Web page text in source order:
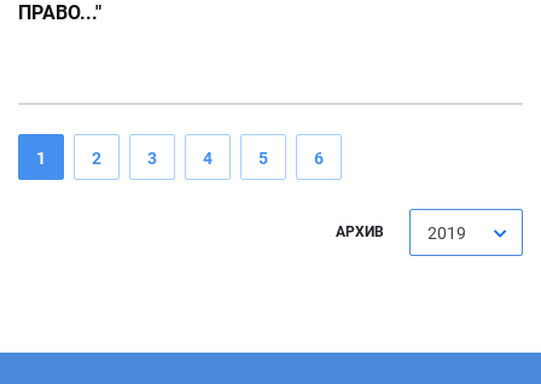
ПРАВО..."
1 2 3 4 5 6
АРХИВ 2019